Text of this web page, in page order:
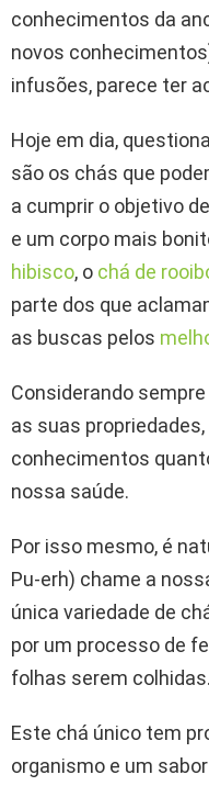
conhecimentos da
novos
infusões, parece ter
Hoje em dia,
são os chás que
a cumprir o objetivo
e um corpo mais
hibisco, o chá de
parte dos que
as buscas pelos
Considerando
as suas
conhecimentos
nossa saúde.
Por isso mesmo, é
Pu-erh) chame a
única variedade de
por um processo de
folhas serem colhidas.
Este chá único tem
organismo e um